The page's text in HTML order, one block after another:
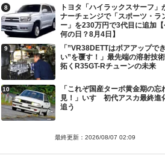
トヨタ「ハイラックスサーフ」
ナーチェンジで「スポーツ・ラ
ー」を230万円で3代目に追加
何の日？8月4日】
「”VR38DETTはボアアップで
い”を覆す！」最先端の溶射技
拓くR35GT-Rチューンの未来
「これぞ国産ターボ黄金期の忘
見！」いすゞ初代アスカ最終進
追う
最終更新：2026/08/07 02:09